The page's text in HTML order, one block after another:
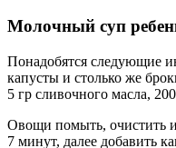
Молочный суп
Понадобятся следующие
капусты и столько же
5 гр сливочного масла,
Овощи помыть, очистить и
7 минут, далее добавить